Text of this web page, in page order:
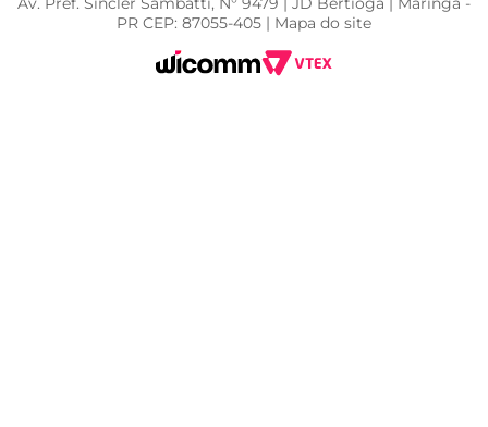
PR CEP: 87055-405 | Mapa do site